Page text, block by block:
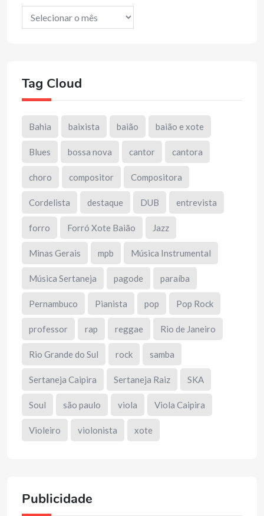
Arquivos
Tag Cloud
Bahia baixista baião baião e xote
Blues bossa nova cantor cantora
choro compositor Compositora
Cordelista destaque DUB entrevista
forro Forró Xote Baião Jazz
Minas Gerais mpb Música Instrumental
Música Sertaneja pagode paraíba
Pernambuco Pianista pop Pop Rock
professor rap reggae Rio de Janeiro
Rio Grande do Sul rock samba
Sertaneja Caipira Sertaneja Raiz SKA
Soul são paulo viola Viola Caipira
Violeiro violonista xote
Publicidade